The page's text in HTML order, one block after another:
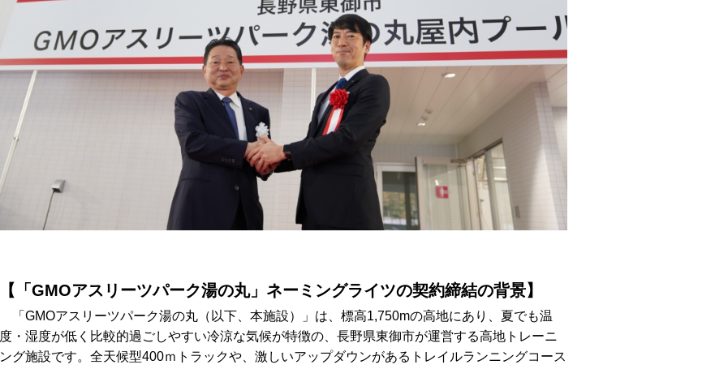
【「GMOアスリーツパーク湯の丸」ネーミングライツの契約締結の背景】
「GMOアスリーツパーク湯の丸（以下、本施設）」は、標高1,750mの高地にあり、夏でも温
度・湿度が低く比較的過ごしやすい冷涼な気候が特徴の、長野県東御市が運営する高地トレーニ
ング施設です。全天候型400ｍトラックや、激しいアップダウンがあるトレイルランニングコース